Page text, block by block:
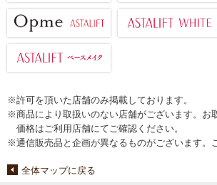
※許可を頂いた店舗のみ掲載しております。
※商品により取扱いのない店舗がございます。お
価格はご利用店舗にてご確認ください。
※通信販売品と企画が異なるものがございます。
全体マップに戻る